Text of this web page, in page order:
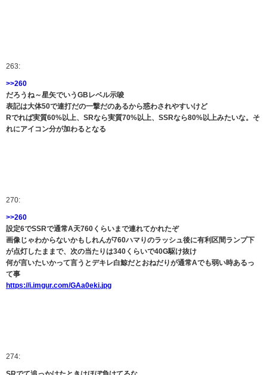
263:
>>260
だろうね～星矢でいうGBレベル示唆
表記は大体50で連打だの一撃だのあるから惑わされやすいけど
Rでれば実質60%以上、SRなら実質70%以上、SSRなら80%以上みたいな。そ
れにアイコン分が加わるとなる
270:
>>260
設定6でSSRで通常A天760くらいまで連れてかれたぞ
画像じゃわからないかもしれんが760ハマりのラッシュ後に有利区間ランプ下
が点灯したままで、次の当たりは340くらいで40G駆け抜け
何が言いたいかって言うとデキレ白鯨だとおねだりが通常Aでも弱い時あるっ
て事
https://i.imgur.com/GAa0eki.jpg
274: